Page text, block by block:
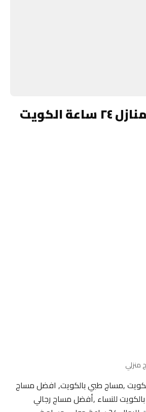
,مساج طبي بالكويت, افضل مساج
للنساء ,أفضل مساج رجالي